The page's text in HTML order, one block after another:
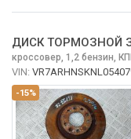
-15%
ДИСК ТОРМОЗНОЙ
кроссовер, 1,2 бензин,
VIN: